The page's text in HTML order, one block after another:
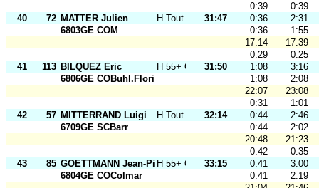
0:39
0:39
40
72 MATTER Julien H Tout Ages31:47 0:36
2:31
6803GE COM
0:36
1:55
17:14
17:39
0:29
0:25
41
113 BILQUEZ Eric H 55+ O 31:50 1:08
3:16
6806GE COBuhl.Florival
1:08
2:08
22:07
23:08
0:31
1:01
42
57 MITTERRAND Luigi H Tout Ages32:14 0:44
2:46
6709GE SCBarr
0:44
2:02
20:48
21:23
0:42
0:35
43
85 GOETTMANN Jean-PierreH 55+ O 33:15 0:41
3:00
6804GE COColmar
0:41
2:19